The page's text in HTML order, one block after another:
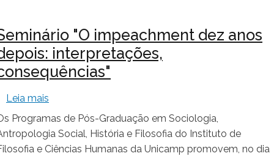
"O impeachment dez anos
interpretações,
Leia mais
Programas de Pós-Graduação em Sociologia,
Social, História e Filosofia do Instituto de
e Ciências Humanas da Unicamp promovem, no dia